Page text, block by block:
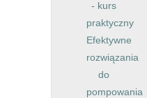
- kurs
praktyczny
Efektywne
rozwiązania
do
pompowania